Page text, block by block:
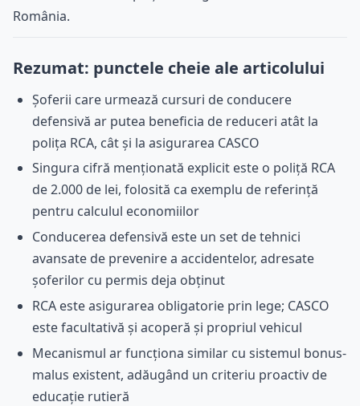
România.
Rezumat: punctele cheie ale articolului
Șoferii care urmează cursuri de conducere
defensivă ar putea beneficia de reduceri atât la
polița RCA, cât și la asigurarea CASCO
Singura cifră menționată explicit este o poliță RCA
de 2.000 de lei, folosită ca exemplu de referință
pentru calculul economiilor
Conducerea defensivă este un set de tehnici
avansate de prevenire a accidentelor, adresate
șoferilor cu permis deja obținut
RCA este asigurarea obligatorie prin lege; CASCO
este facultativă și acoperă și propriul vehicul
Mecanismul ar funcționa similar cu sistemul bonus-
malus existent, adăugând un criteriu proactiv de
educație rutieră